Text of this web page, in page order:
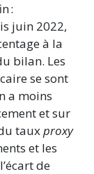
:
juin 2022,
à la
bilan. Les
se sont
a moins
et sur
tauxproxy
et les
de